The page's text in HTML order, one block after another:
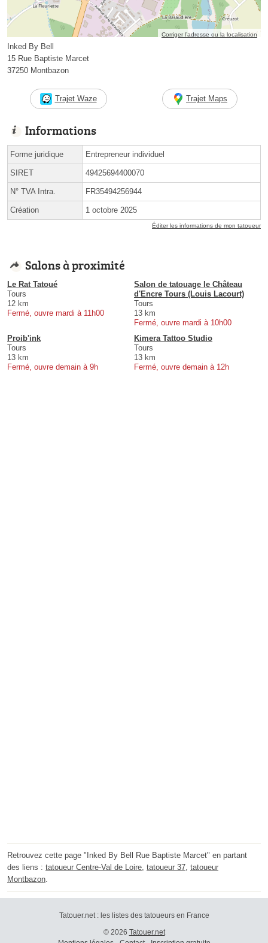
Corriger l’adresse ou la localisation
Inked By Bell
15 Rue Baptiste Marcet
37250 Montbazon
Trajet Waze Trajet Maps
Informations
Forme juridique Entrepreneur individuel
SIRET 49425694400070
N° TVA Intra. FR35494256944
Création 1 octobre 2025
Éditer les informations de mon tatoueur
Salons à proximité
Le Rat Tatoué
Tours
12 km
Fermé, ouvre mardi à 11h00
Salon de tatouage le Château
d'Encre Tours (Louis Lacourt)
Tours
13 km
Fermé, ouvre mardi à 10h00
Proib'ink
Tours
13 km
Fermé, ouvre demain à 9h
Kimera Tattoo Studio
Tours
13 km
Fermé, ouvre demain à 12h
Retrouvez cette page "Inked By Bell Rue Baptiste Marcet" en partant
des liens : tatoueur Centre-Val de Loire, tatoueur 37, tatoueur
Montbazon.
Tatouer.net : les listes des tatoueurs en France
© 2026 Tatouer.net